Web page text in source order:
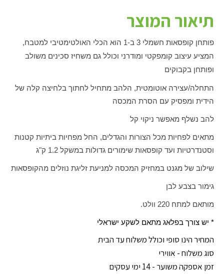
תיאור המוצר
פותחן קופסאות חשמלי 3 ב-1 הוא הכלי האולטימטיבי למטבח,
המציע עיצוב קומפקטי ומודרני וכולל גם משחיז סכינים משולב
ופותחן בקבוקים
התחלה/עצירה אוטומטית, הלהב מתחיל לחתוך בלחיצה קלה של
הידית ומפסיק עם הסרת המכסה
להב נשלף מאפשר ניקוי קל
מתאים לפחיות מכל הצורות והגדלים, החל מפחיות ביתיות קטנות
וסטנדרטיות ועד קופסאות שימורים גדולות במשקל 1.2 ק"ג
שילוב של מגנט במחזיק המכסה למניעת זליגת נוזלים מהקופסאות
גימור בצבע לבן
מותאם למתח 220 וולט.
* יש צורך בפלאג מתאם לשקע ישראלי
המחיר הינו סופי וכולל משלוח עד הבית
סוג משלוח - אווירי
זמן אספקה משוער - 14 ימי עסקים